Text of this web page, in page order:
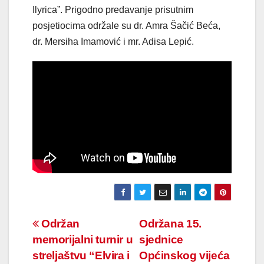
Ilyrica”. Prigodno predavanje prisutnim
posjetiocima održale su dr. Amra Šačić Beća,
dr. Mersiha Imamović i mr. Adisa Lepić.
Navigacija
članaka
Održana 15.
sjednice
Općinskog vijeća
Održan
memorijalni turnir u
streljaštvu “Elvira i